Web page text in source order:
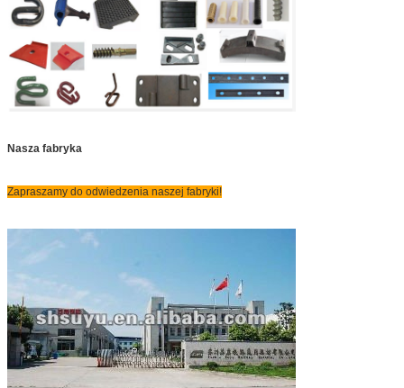
Nasza fabryka
Zapraszamy do odwiedzenia naszej fabryki!